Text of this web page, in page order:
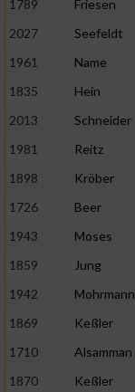
1789 Friesen
2027
Seefeldt
1961
Name
1835
Hein
2013
Schneider
1981
Reitz
1898
Kröber
1726
Beer
1943
Moses
1859
Jung
1942
Mohrmann
1869
Keßler
1710
Alsamman
1870
Keßler